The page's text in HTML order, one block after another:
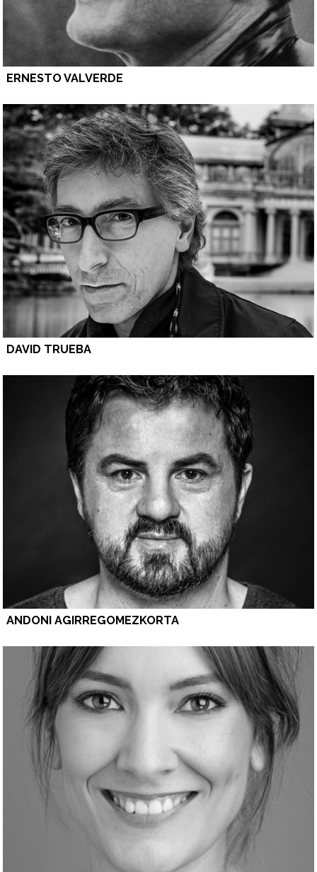
ERNESTO VALVERDE
DAVID TRUEBA
ANDONI AGIRREGOMEZKORTA